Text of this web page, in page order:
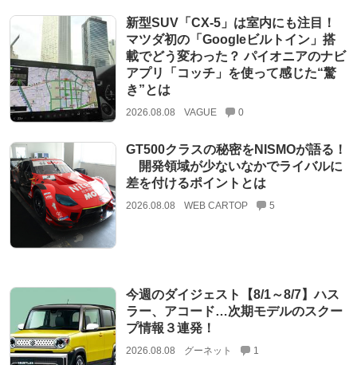
新型SUV「CX-5」は室内にも注目！
マツダ初の「Googleビルトイン」搭
載でどう変わった？ パイオニアのナビ
アプリ「コッチ」を使って感じた“驚
き”とは
2026.08.08 VAGUE 0
GT500クラスの秘密をNISMOが語る！
開発領域が少ないなかでライバルに
差を付けるポイントとは
2026.08.08 WEB CARTOP 5
今週のダイジェスト【8/1～8/7】ハス
ラー、アコード…次期モデルのスクー
プ情報３連発！
2026.08.08 グーネット 1